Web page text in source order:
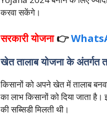
करवा सकेंगे।
सरकारी योजना👉
खेत तालाब योजना के अंतर्गत
किसानों को अपने खेत में तालाब
का लाभ किसानों को दिया जाता
की सब्सिडी मिलती थी।